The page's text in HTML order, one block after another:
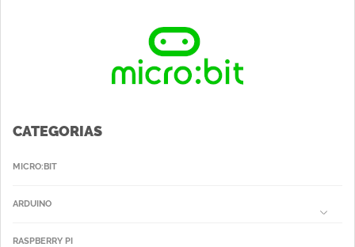
CATEGORIAS
MICRO:BIT
ARDUINO
RASPBERRY PI